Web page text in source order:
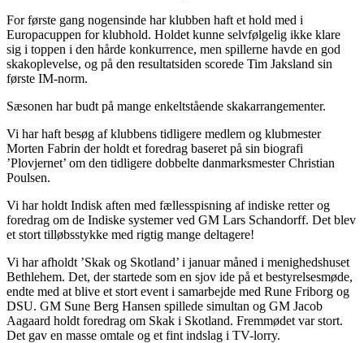
For første gang nogensinde har klubben haft et hold med i
Europacuppen for klubhold. Holdet kunne selvfølgelig ikke klare
sig i toppen i den hårde konkurrence, men spillerne havde en god
skakoplevelse, og på den resultatsiden scorede Tim Jaksland sin
første IM-norm.
Sæsonen har budt på mange enkeltstående skakarrangementer.
Vi har haft besøg af klubbens tidligere medlem og klubmester
Morten Fabrin der holdt et foredrag baseret på sin biografi
’Plovjernet’ om den tidligere dobbelte danmarksmester Christian
Poulsen.
Vi har holdt Indisk aften med fællesspisning af indiske retter og
foredrag om de Indiske systemer ved GM Lars Schandorff. Det blev
et stort tilløbsstykke med rigtig mange deltagere!
Vi har afholdt ’Skak og Skotland’ i januar måned i menighedshuset
Bethlehem. Det, der startede som en sjov ide på et bestyrelsesmøde,
endte med at blive et stort event i samarbejde med Rune Friborg og
DSU. GM Sune Berg Hansen spillede simultan og GM Jacob
Aagaard holdt foredrag om Skak i Skotland. Fremmødet var stort.
Det gav en masse omtale og et fint indslag i TV-lorry.